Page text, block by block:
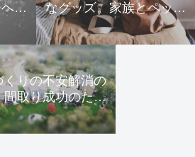
ッ
なグッズ。家族とペット
のためにできること。
くりの不安解消の
間取り成功のため
ること・近隣トラ
ブルの予防